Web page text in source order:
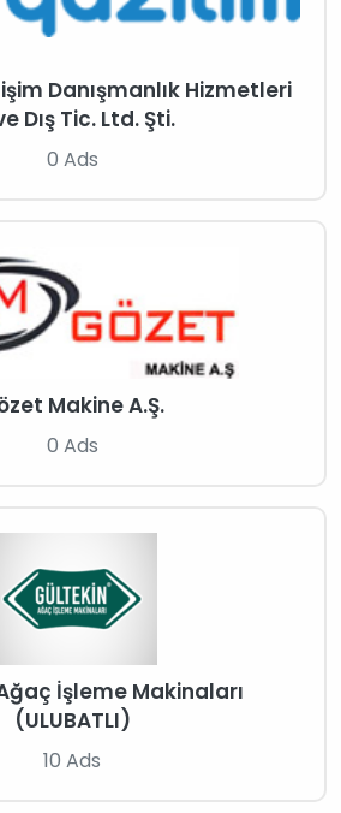
Danışmanlık Hizmetleri
Dış Tic. Ltd. Şti.
0 Ads
Makine A.Ş.
0 Ads
İşleme Makinaları
(ULUBATLI)
10 Ads